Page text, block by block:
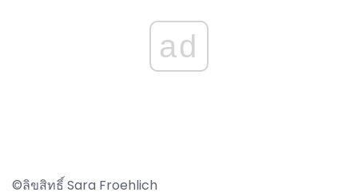
ad
©ลิขสิทธิ์ Sara Froehlich